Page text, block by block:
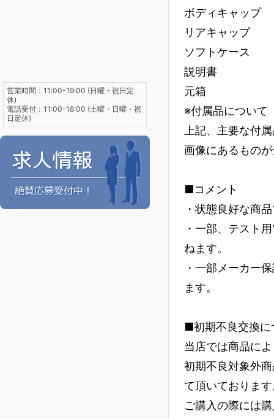
ボディキャップ
リアキャップ
ソフトケース
説明書
元箱
※付属品について
上記、主要な付
画像にあるもの
■コメント
・状態良好な商
・一部、テスト
ねます。
・一部メーカー
ます。
■初期不良交換に
当店では商品に
初期不良対象外
て頂いておりま
ご購入の際には
営業時間：11:00-19:00 (日曜・祝日定
休)
電話受付：11:00-18:00 (土曜・日曜・祝
日定休)